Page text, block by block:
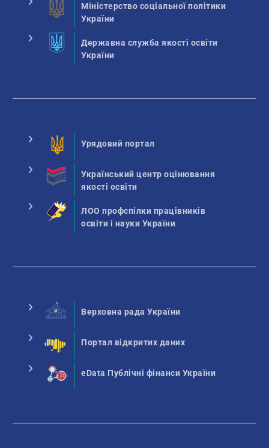
Міністерство соціальної політики
України
Державна служба якості освіти
України
Урядовий портал
Український центр оцінювання
якості освіти
ЛОО профспілки працівників
освіти і науки України
Верховна рада України
Портал відкритих даних
eData Публічні фінанси України